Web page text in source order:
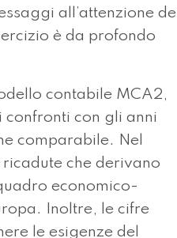
all’attenzione del
è da profondo
contabile MCA2,
confronti con gli anni
comparabile. Nel
che derivano
economico-
Inoltre, le cifre
le esigenze del